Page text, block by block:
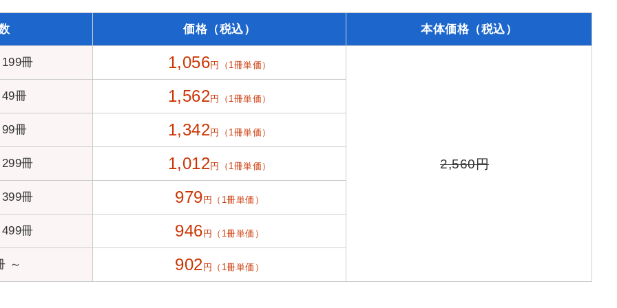
価格（税込） 本体価格（税込）
冊 1,056円（1冊単価）
2,560円
冊 1,562円（1冊単価）
冊 1,342円（1冊単価）
冊 1,012円（1冊単価）
冊 979円（1冊単価）
冊 946円（1冊単価）
～ 902円（1冊単価）